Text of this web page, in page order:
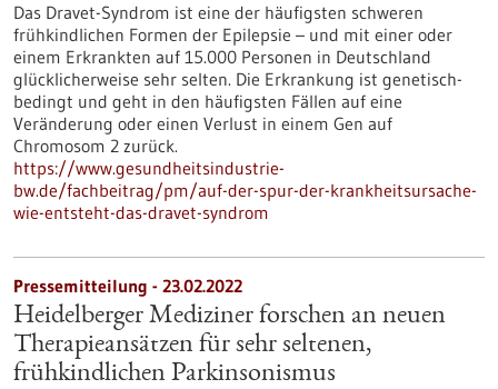
Das Dravet-Syndrom ist eine der häufigsten schweren
frühkindlichen Formen der Epilepsie – und mit einer oder
einem Erkrankten auf 15.000 Personen in Deutschland
glücklicherweise sehr selten. Die Erkrankung ist genetisch-
bedingt und geht in den häufigsten Fällen auf eine
Veränderung oder einen Verlust in einem Gen auf
Chromosom 2 zurück.
https://www.gesundheitsindustrie-
bw.de/fachbeitrag/pm/auf-der-spur-der-krankheitsursache-
wie-entsteht-das-dravet-syndrom
Pressemitteilung - 23.02.2022
Heidelberger Mediziner forschen an neuen
Therapieansätzen für sehr seltenen,
frühkindlichen Parkinsonismus